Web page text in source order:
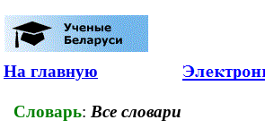
На главную
Словарь: Все словари